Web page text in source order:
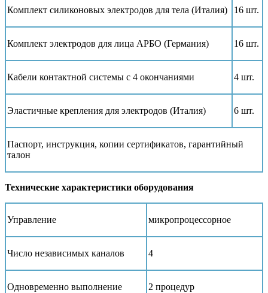
Комплект силиконовых электродов для тела (Италия) 16 шт.
Комплект электродов для лица АРБО (Германия) 16 шт.
Кабели контактной системы с 4 окончаниями 4 шт.
Эластичные крепления для электродов (Италия) 6 шт.
Паспорт, инструкция, копии сертификатов, гарантийный
талон
Технические характеристики оборудования
Управление микропроцессорное
Число независимых каналов 4
Одновременно выполнение 2 процедур